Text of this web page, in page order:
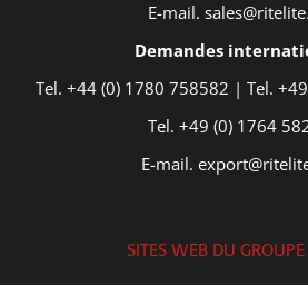
E-mail.
Demandes
Tel. +44 (0) 1780 758582 | Tel.
Tel. +49 (0) 1764
E-mail.
SITES WEB DU GROUPE